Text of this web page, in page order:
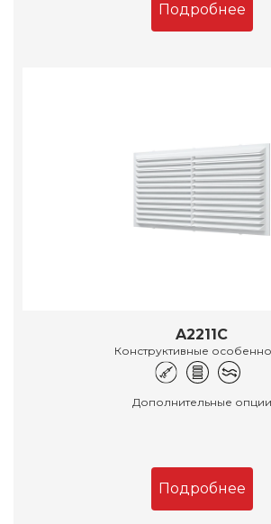
Подробнее
A2211C
Конструктивные
Дополнительные опции
Подробнее